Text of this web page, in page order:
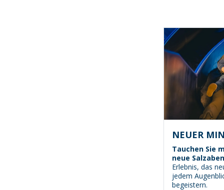
NEUER
Tauchen Sie
neue
Erlebnis, das
jedem
begeistern.